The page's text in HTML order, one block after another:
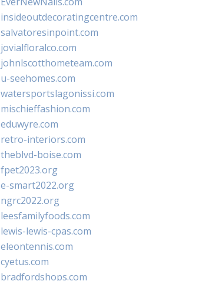
insideoutdecoratingcentre.com
salvatoresinpoint.com
jovialfloralco.com
johnlscotthometeam.com
u-seehomes.com
watersportslagonissi.com
mischieffashion.com
eduwyre.com
retro-interiors.com
theblvd-boise.com
fpet2023.org
e-smart2022.org
ngrc2022.org
leesfamilyfoods.com
lewis-lewis-cpas.com
eleontennis.com
cyetus.com
bradfordshops.com